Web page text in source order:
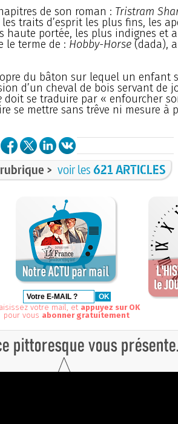
de son roman : Tristram
traits d’esprit les plus fins, les
haute portée, les plus indignes et
le terme de : Hobby-Horse(dada),
du bâton sur lequel un enfant
d’un cheval de bois servant de
doit se traduire par « enfourcher
se mettre sans trêve ni mesure à
> voir les621 ARTICLES
votre mail, et appuyez sur OK
pour vous abonner gratuitement